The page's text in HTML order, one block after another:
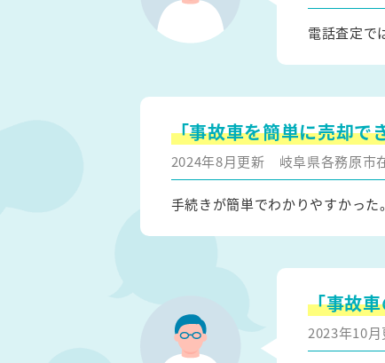
電話査定で
「事故車を簡単に売却で
2024年8月更新 岐阜県各務原市
手続きが簡単でわかりやすかっ
「事故
2023年10